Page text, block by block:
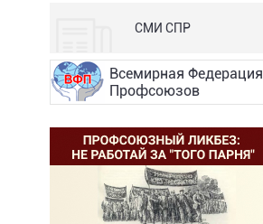
СМИ СПР
Всемирная Федерация
Профсоюзов